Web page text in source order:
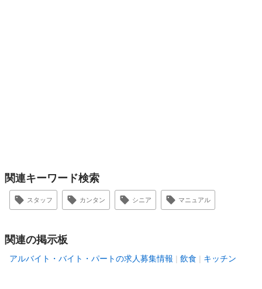
関連キーワード検索
スタッフ カンタン シニア マニュアル
関連の掲示板
アルバイト・バイト・パートの求人募集情報 飲食 キッチン